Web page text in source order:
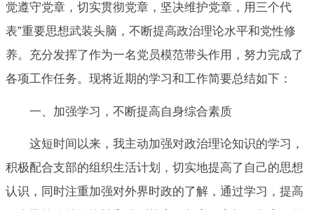
觉遵守党章，切实贯彻党章，坚决维护党章，用三个代
表”重要思想武装头脑，不断提高政治理论水平和党性修
养。充分发挥了作为一名党员模范带头作用，努力完成了
各项工作任务。现将近期的学习和工作简要总结如下：
一、加强学习，不断提高自身综合素质
这短时间以来，我主动加强对政治理论知识的学习，
积极配合支部的组织生活计划，切实地提高了自己的思想
认识，同时注重加强对外界时政的了解，通过学习，提高